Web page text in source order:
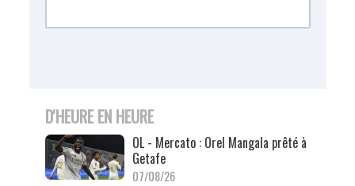
D'HEURE EN HEURE
OL - Mercato : Orel Mangala prêté à
Getafe
07/08/26